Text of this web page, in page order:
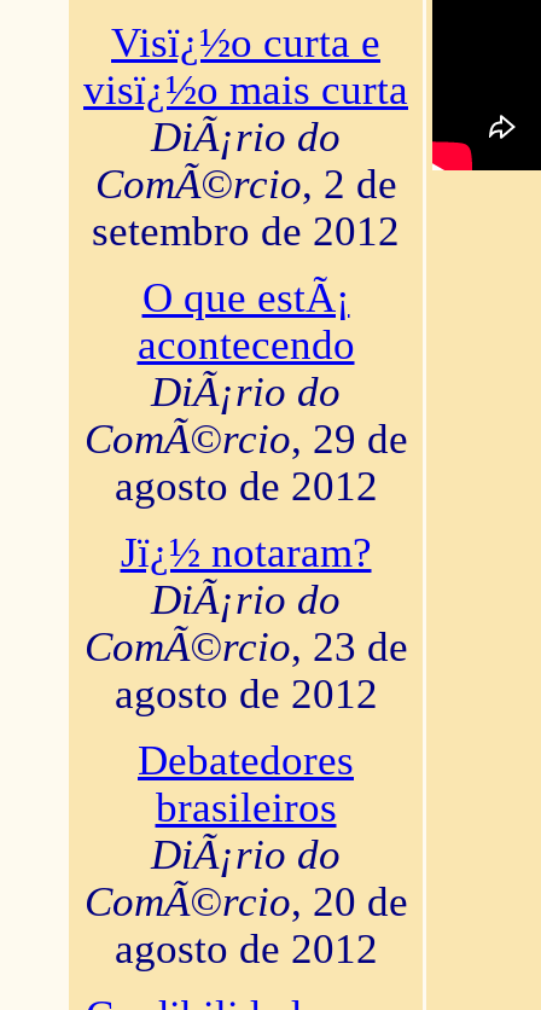
Visï¿½o curta e
visï¿½o mais curta
DiÃ¡rio do
ComÃ©rcio, 2 de
setembro de 2012
O que estÃ¡
acontecendo
DiÃ¡rio do
ComÃ©rcio, 29 de
agosto de 2012
Jï¿½ notaram?
DiÃ¡rio do
ComÃ©rcio, 23 de
agosto de 2012
Debatedores
brasileiros
DiÃ¡rio do
ComÃ©rcio, 20 de
agosto de 2012